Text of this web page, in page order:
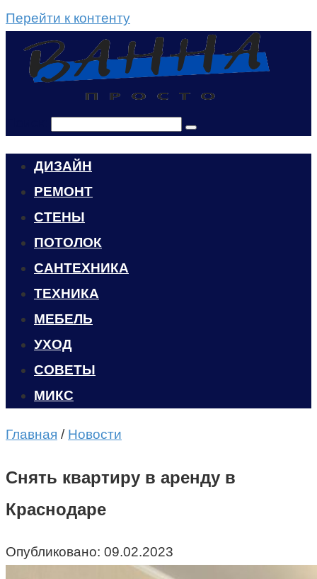
Перейти к контенту
ДИЗАЙН
РЕМОНТ
СТЕНЫ
ПОТОЛОК
САНТЕХНИКА
ТЕХНИКА
МЕБЕЛЬ
УХОД
CОВЕТЫ
МИКС
Главная / Новости
Снять квартиру в аренду в
Краснодаре
Опубликовано: 09.02.2023